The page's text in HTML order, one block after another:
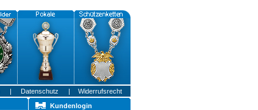
| Datenschutz |
Widerrufsrecht
Kundenlogin